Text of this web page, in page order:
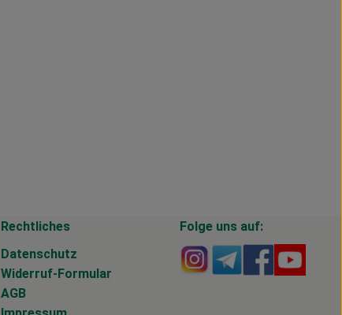
Rechtliches
Datenschutz
Widerruf-Formular
AGB
Folge uns auf:
Externer Link zu
Externer Link
Externer